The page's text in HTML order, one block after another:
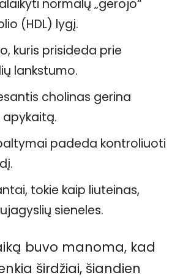
normalų „gerojo“
(HDL) lygį.
kuris prisideda prie
lankstumo.
cholinas gerina
padeda kontroliuoti
tokie kaip liuteinas,
sieneles.
buvo manoma, kad
širdžiai, šiandien